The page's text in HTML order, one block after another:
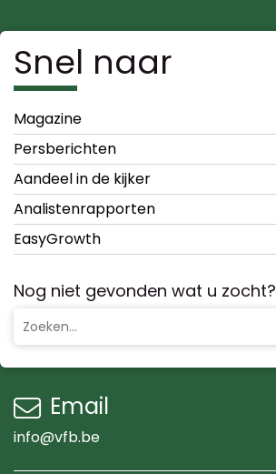
Snel naar
Magazine
Persberichten
Aandeel in de kijker
Analistenrapporten
EasyGrowth
Nog niet gevonden wat u zocht?
Email
info@vfb.be